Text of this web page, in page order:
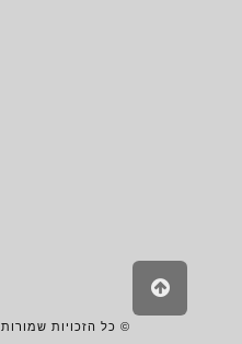
© כל הזכויות שמורות 2024 למגזין PNIM
גלילה
לראש
העמוד